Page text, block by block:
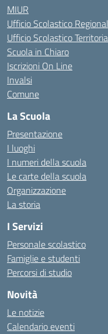
MIUR
Ufficio Scolastico
Ufficio Scolastico
Scuola in Chiaro
Iscrizioni On Line
Invalsi
Comune
La Scuola
Presentazione
I luoghi
I numeri della scuola
Le carte della scuola
Organizzazione
La storia
I Servizi
Personale scolastico
Famiglie e studenti
Percorsi di studio
Novità
Le notizie
Calendario eventi